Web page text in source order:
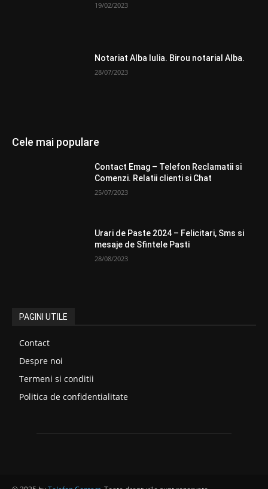
19/02/2023
Notariat Alba Iulia. Birou notarial Alba.
28/07/2023
Cele mai populare
Contact Emag – Telefon Reclamatii si
Comenzi. Relatii clienti si Chat
25/07/2023
Urari de Paste 2024 – Felicitari, Sms si
mesaje de Sfintele Pasti
28/08/2023
PAGINI UTILE
Contact
Despre noi
Termeni si conditii
Politica de confidentialitate